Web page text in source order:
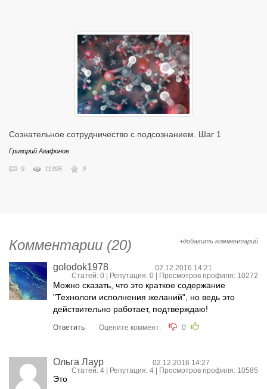
Сознательное сотрудничество с подсознанием. Шаг 1
Григорий Агафонов
9 11395 9
Комментарии (20) +добавить комментарий
golodok1978
02.12.2016 14:21
Статей: 0 | Репутация: 0 | Просмотров профиля: 10272
Можно сказать, что это краткое содержание
"Технологи исполнения желаний", но ведь это
действительно работает, подтверждаю!
Ответить Оцените коммент: 0
Ольга Лаур
02.12.2016 14:27
Статей: 4 | Репутация: 4 | Просмотров профиля: 10585
Это